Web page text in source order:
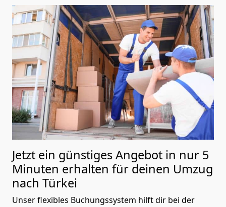
Jetzt ein günstiges Angebot in nur 5
Minuten erhalten für deinen Umzug
nach Türkei
Unser flexibles Buchungssystem hilft dir bei der